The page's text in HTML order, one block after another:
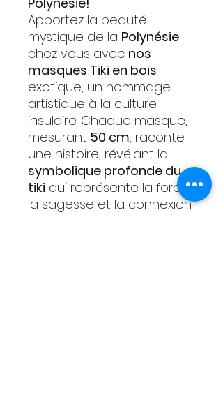
Apportez la beauté
mystique de la Polynésie
chez vous avec nos
masques Tiki en bois
exotique, un hommage
artistique à la culture
insulaire. Chaque masque,
mesurant 50 cm, raconte
une histoire, révélant la
symbolique profonde du
tiki qui représente la force,
la sagesse et la connexion